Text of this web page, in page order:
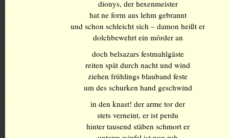
dionys, der hexenmeister
hat ne form aus lehm gebrannt
und schon schleicht sich – damon heißt er
dolchbewehrt ein mörder an
doch belsazars festmahlgäste
reiten spät durch nacht und wind
ziehen frühlings blauband feste
um des schurken hand geschwind
in den knast! der arme tor der
stets verneint, er ist perdu
hinter tausend stäben schmort er